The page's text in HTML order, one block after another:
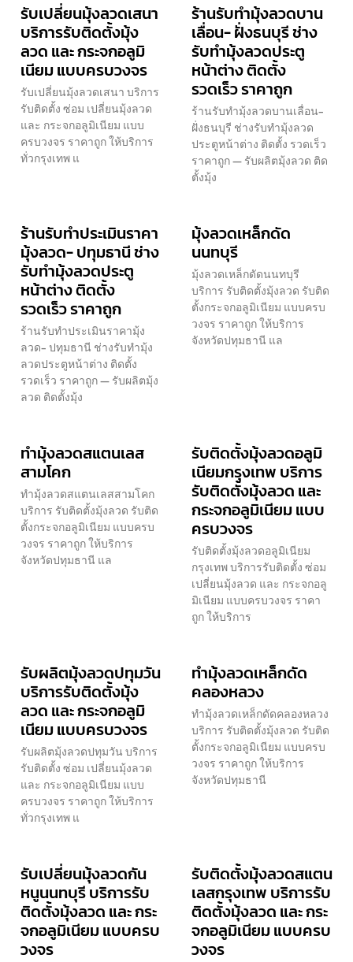
รับเปลี่ยนมุ้งลวดเสนา
บริการรับติดตั้งมุ้ง
ลวด และ กระจกอลูมิ
เนียม แบบครบวงจร
รับเปลี่ยนมุ้งลวดเสนา บริการ
รับติดตั้ง ซ่อม เปลี่ยนมุ้งลวด
และ กระจกอลูมิเนียม แบบ
ครบวงจร ราคาถูก ให้บริการ
ทั่วกรุงเทพ แ
ร้านรับทำมุ้งลวดบาน
เลื่อน- ฝั่งธนบุรี ช่าง
รับทำมุ้งลวดประตู
หน้าต่าง ติดตั้ง
รวดเร็ว ราคาถูก
ร้านรับทำมุ้งลวดบานเลื่อน-
ฝั่งธนบุรี ช่างรับทำมุ้งลวด
ประตูหน้าต่าง ติดตั้ง รวดเร็ว
ราคาถูก — รับผลิตมุ้งลวด ติด
ตั้งมุ้ง
ร้านรับทำประเมินราคา
มุ้งลวด- ปทุมธานี ช่าง
รับทำมุ้งลวดประตู
หน้าต่าง ติดตั้ง
รวดเร็ว ราคาถูก
ร้านรับทำประเมินราคามุ้ง
ลวด- ปทุมธานี ช่างรับทำมุ้ง
ลวดประตูหน้าต่าง ติดตั้ง
รวดเร็ว ราคาถูก — รับผลิตมุ้ง
ลวด ติดตั้งมุ้ง
มุ้งลวดเหล็กดัด
นนทบุรี
มุ้งลวดเหล็กดัดนนทบุรี
บริการ รับติดตั้งมุ้งลวด รับติด
ตั้งกระจกอลูมิเนียม แบบครบ
วงจร ราคาถูก ให้บริการ
จังหวัดปทุมธานี แล
ทำมุ้งลวดสแตนเลส
สามโคก
ทำมุ้งลวดสแตนเลสสามโคก
บริการ รับติดตั้งมุ้งลวด รับติด
ตั้งกระจกอลูมิเนียม แบบครบ
วงจร ราคาถูก ให้บริการ
จังหวัดปทุมธานี แล
รับติดตั้งมุ้งลวดอลูมิ
เนียมกรุงเทพ บริการ
รับติดตั้งมุ้งลวด และ
กระจกอลูมิเนียม แบบ
ครบวงจร
รับติดตั้งมุ้งลวดอลูมิเนียม
กรุงเทพ บริการรับติดตั้ง ซ่อม
เปลี่ยนมุ้งลวด และ กระจกอลู
มิเนียม แบบครบวงจร ราคา
ถูก ให้บริการ
รับผลิตมุ้งลวดปทุมวัน
บริการรับติดตั้งมุ้ง
ลวด และ กระจกอลูมิ
เนียม แบบครบวงจร
รับผลิตมุ้งลวดปทุมวัน บริการ
รับติดตั้ง ซ่อม เปลี่ยนมุ้งลวด
และ กระจกอลูมิเนียม แบบ
ครบวงจร ราคาถูก ให้บริการ
ทั่วกรุงเทพ แ
ทำมุ้งลวดเหล็กดัด
คลองหลวง
ทำมุ้งลวดเหล็กดัดคลองหลวง
บริการ รับติดตั้งมุ้งลวด รับติด
ตั้งกระจกอลูมิเนียม แบบครบ
วงจร ราคาถูก ให้บริการ
จังหวัดปทุมธานี
รับเปลี่ยนมุ้งลวดกัน
หนูนนทบุรี บริการรับ
ติดตั้งมุ้งลวด และ กระ
จกอลูมิเนียม แบบครบ
วงจร
รับติดตั้งมุ้งลวดสแตน
เลสกรุงเทพ บริการรับ
ติดตั้งมุ้งลวด และ กระ
จกอลูมิเนียม แบบครบ
วงจร